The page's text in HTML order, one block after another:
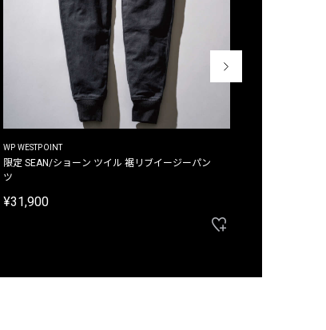
WP WESTPOINT
限定 SEAN/ショーン ツイル 裾リブイージーパン
ツ
¥31,900